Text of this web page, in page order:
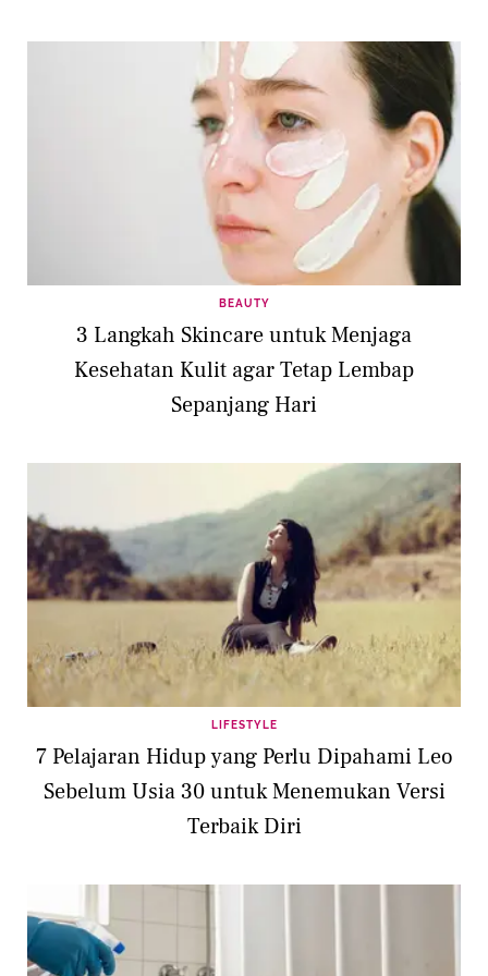
BEAUTY
3 Langkah Skincare untuk Menjaga
Kesehatan Kulit agar Tetap Lembap
Sepanjang Hari
LIFESTYLE
7 Pelajaran Hidup yang Perlu Dipahami Leo
Sebelum Usia 30 untuk Menemukan Versi
Terbaik Diri